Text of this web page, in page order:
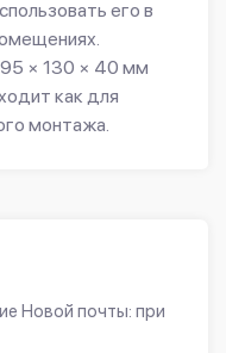
его в
× 130 × 40 мм
как для
монтажа.
Новой почты: при